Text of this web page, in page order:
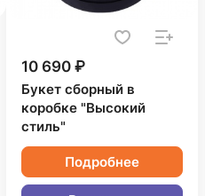
10 690 ₽
Букет сборный в
коробке "Высокий
стиль"
Подробнее